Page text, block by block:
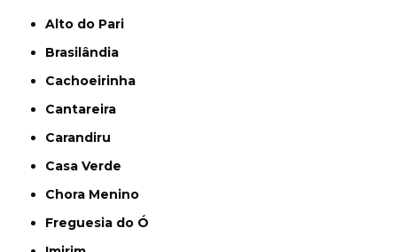
Alto do Pari
Brasilândia
Cachoeirinha
Cantareira
Carandiru
Casa Verde
Chora Menino
Freguesia do Ó